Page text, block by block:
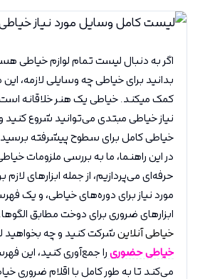
اگر به دنبال لیست تمام لوازم خیاطی
بدانید برای خیاطی چه وسایلی لازمه،
کمک میکند. خیاطی یک هنر خلاقانه است
نیاز خیاطی مبتدی می‌توانید شروع کنید
خیاطی کامل برای سطوح پیشرفته برسید.
در این راهنما، ما به بررسی ملزومات
حرفه‌ای می‌پردازیم، از جمله ابزارهای لازم
مورد نیاز برای دوره‌های خیاطی، و یک
ابزارهای ضروری برای دوخت مطابق
خیاطی آنلاینشرکت کنید و چه بخواهید
خیاطی حضوریرا جمع‌آوری کنید، این
می‌کند تا به طور کامل با اقلام ضروری